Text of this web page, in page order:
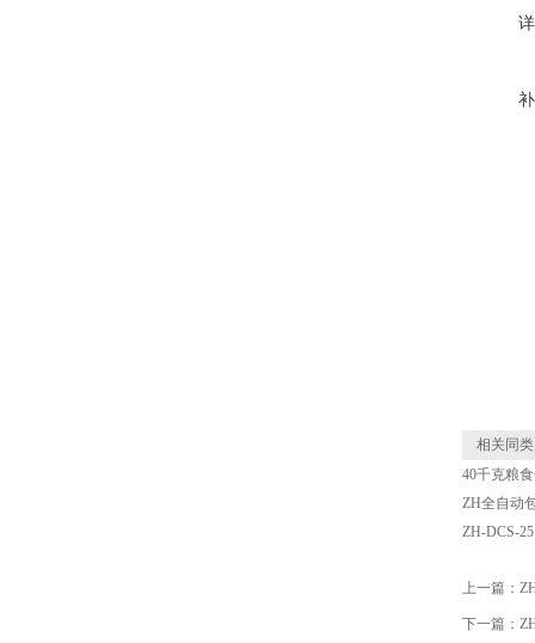
相关同类
40千克粮
ZH全自动
ZH-DCS-
上一篇：
下一篇：